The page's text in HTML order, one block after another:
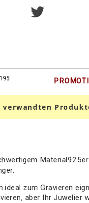
195
verwandten
ideal zum Gravieren
aber Ihr Juwelier